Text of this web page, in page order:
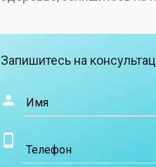
Запишитесь на
Имя
Телефон